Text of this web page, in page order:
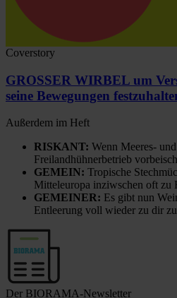
Coverstory
GROSSER WIRBEL um
seine Bewegungen
Außerdem im Heft
RISKANT: Wenn Meeres-
Freilandhühnerbetrieb
GEMEIN: Tropische
Mitteleuropa inziwschen oft zu
GEMEINER: Es gibt nun
Entleerung voll wieder zu dir
Der BIORAMA-Newsletter